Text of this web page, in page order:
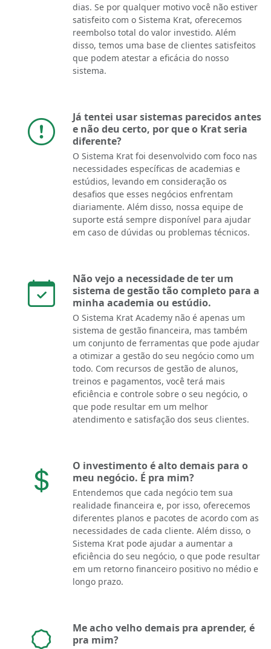
dias. Se por qualquer motivo você não estiver
satisfeito com o Sistema Krat, oferecemos
reembolso total do valor investido. Além
disso, temos uma base de clientes satisfeitos
que podem atestar a eficácia do nosso
sistema.
Já tentei usar sistemas parecidos antes
e não deu certo, por que o Krat seria
diferente?
O Sistema Krat foi desenvolvido com foco nas
necessidades específicas de academias e
estúdios, levando em consideração os
desafios que esses negócios enfrentam
diariamente. Além disso, nossa equipe de
suporte está sempre disponível para ajudar
em caso de dúvidas ou problemas técnicos.
Não vejo a necessidade de ter um
sistema de gestão tão completo para a
minha academia ou estúdio.
O Sistema Krat Academy não é apenas um
sistema de gestão financeira, mas também
um conjunto de ferramentas que pode ajudar
a otimizar a gestão do seu negócio como um
todo. Com recursos de gestão de alunos,
treinos e pagamentos, você terá mais
eficiência e controle sobre o seu negócio, o
que pode resultar em um melhor
atendimento e satisfação dos seus clientes.
O investimento é alto demais para o
meu negócio. É pra mim?
Entendemos que cada negócio tem sua
realidade financeira e, por isso, oferecemos
diferentes planos e pacotes de acordo com as
necessidades de cada cliente. Além disso, o
Sistema Krat pode ajudar a aumentar a
eficiência do seu negócio, o que pode resultar
em um retorno financeiro positivo no médio e
longo prazo.
Me acho velho demais pra aprender, é
pra mim?